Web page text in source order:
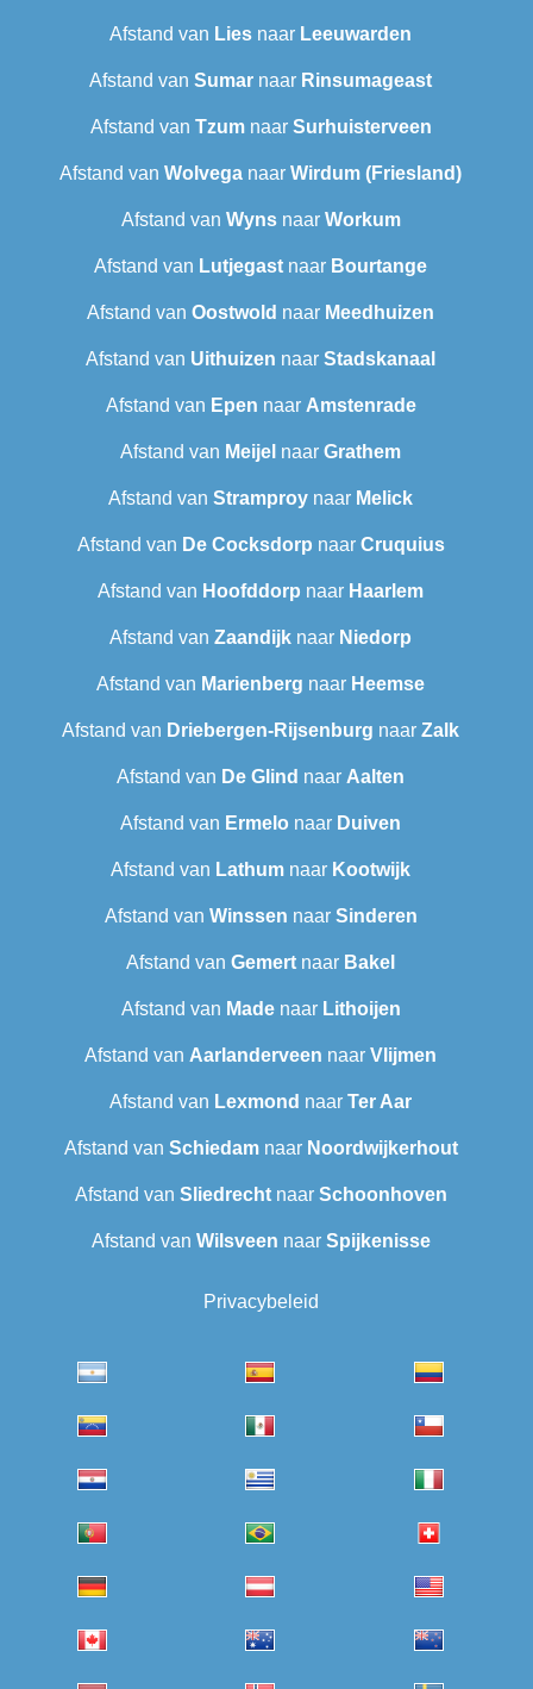
Afstand van Lies naar Leeuwarden
Afstand van Sumar naar Rinsumageast
Afstand van Tzumnaar Surhuisterveen
Afstand van Wolvega naar Wirdum (Friesland)
Afstand van Wynsnaar Workum
Afstand van Lutjegast naar Bourtange
Afstand van Oostwold naar Meedhuizen
Afstand van Uithuizen naar Stadskanaal
Afstand van Epen naar Amstenrade
Afstand van Meijel naar Grathem
Afstand van Stramproy naar Melick
Afstand van De Cocksdorp naar Cruquius
Afstand van Hoofddorp naar Haarlem
Afstand van Zaandijk naar Niedorp
Afstand van Marienberg naar Heemse
Afstand van Driebergen-Rijsenburg naar Zalk
Afstand van De Glind naar Aalten
Afstand van Ermelo naar Duiven
Afstand van Lathum naar Kootwijk
Afstand van Winssen naar Sinderen
Afstand van Gemert naar Bakel
Afstand van Madenaar Lithoijen
Afstand van Aarlanderveen naar Vlijmen
Afstand van Lexmond naar Ter Aar
Afstand van Schiedamnaar Noordwijkerhout
Afstand van Sliedrechtnaar Schoonhoven
Afstand van Wilsveen‎ naar Spijkenisse
Privacybeleid